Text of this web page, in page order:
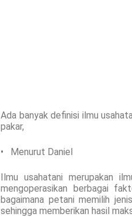
Ada banyak definisi ilmu
pakar,
• Menurut Daniel
Ilmu usahatani merupakan
mengoperasikan berbagai
bagaimana petani memilih
sehingga memberikan hasil